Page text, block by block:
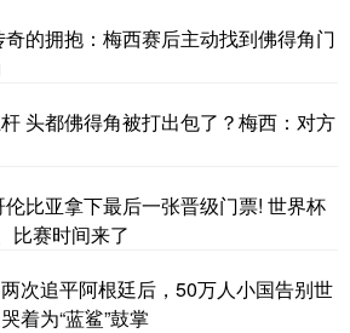
的拥抱：梅西赛后主动找到佛得角门
头都佛得角被打出包了？梅西：对方
比亚拿下最后一张晋级门票! 世界杯
比赛时间来了
次追平阿根廷后，50万人小国告别世
着为“蓝鲨”鼓掌